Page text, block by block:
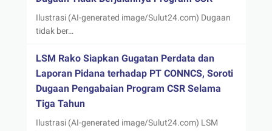
Ilustrasi (AI-generated image/Sulut24.com) Dugaan
tidak ber…
LSM Rako Siapkan Gugatan Perdata dan
Laporan Pidana terhadap PT CONNCS, Soroti
Dugaan Pengabaian Program CSR Selama
Tiga Tahun
Ilustrasi (AI-generated image/Sulut24.com) LSM